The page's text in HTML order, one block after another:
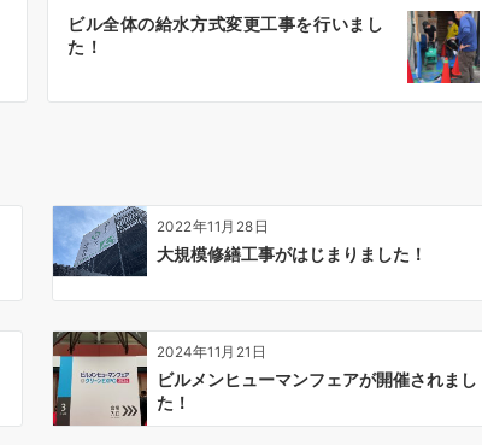
ビル全体の給水方式変更工事を行いまし
た！
2022年11月28日
大規模修繕工事がはじまりました！
2024年11月21日
ビルメンヒューマンフェアが開催されまし
た！